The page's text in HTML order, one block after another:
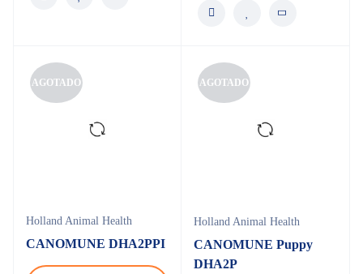
AGOTADO
Holland Animal Health
CANOMUNE DHA2PPI
AGOTADO
Holland Animal Health
CANOMUNE Puppy
DHA2P